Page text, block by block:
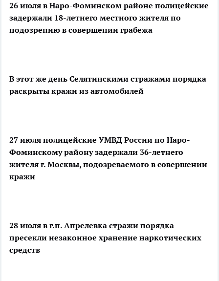
26 июля в Наро-Фоминском районе полицейские
задержали 18-летнего местного жителя по
подозрению в совершении грабежа
В этот же день Селятинскими стражами порядка
раскрыты кражи из автомобилей
27 июля полицейские УМВД России по Наро-
Фоминскому району задержали 36-летнего
жителя г. Москвы, подозреваемого в совершении
кражи
28 июля в г.п. Апрелевка стражи порядка
пресекли незаконное хранение наркотических
средств